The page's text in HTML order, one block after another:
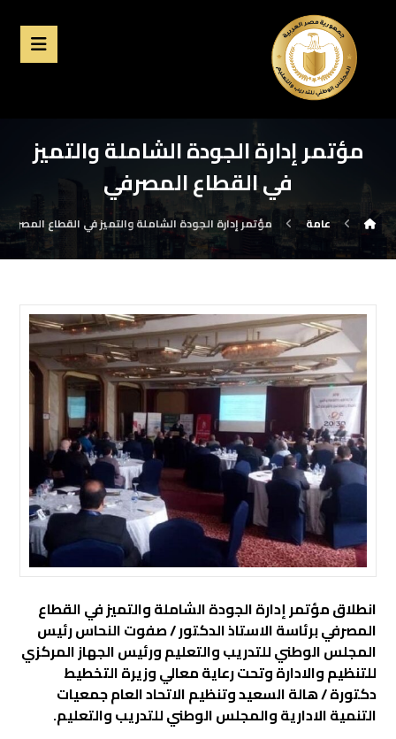
مؤتمر إدارة الجودة الشاملة والتميز
في القطاع المصرفي
عامة مؤتمر إدارة الجودة الشاملة والتميز في القطاع المصرفي
انطلاق مؤتمر إدارة الجودة الشاملة والتميز في القطاع
المصرفي برئاسة الاستاذ الدكتور / صفوت النحاس رئيس
المجلس الوطني للتدريب والتعليم ورئيس الجهاز المركزي
للتنظيم والادارة وتحت رعاية معالي وزيرة التخطيط
دكتورة / هالة السعيد وتنظيم الاتحاد العام جمعيات
التنمية الادارية والمجلس الوطني للتدريب والتعليم.